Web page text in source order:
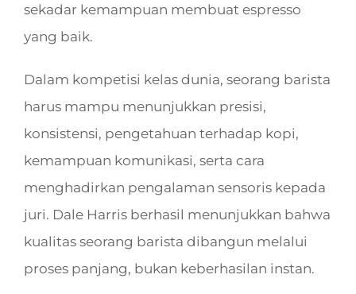
sekadar kemampuan membuat espresso
yang baik.
Dalam kompetisi kelas dunia, seorang barista
harus mampu menunjukkan presisi,
konsistensi, pengetahuan terhadap kopi,
kemampuan komunikasi, serta cara
menghadirkan pengalaman sensoris kepada
juri. Dale Harris berhasil menunjukkan bahwa
kualitas seorang barista dibangun melalui
proses panjang, bukan keberhasilan instan.